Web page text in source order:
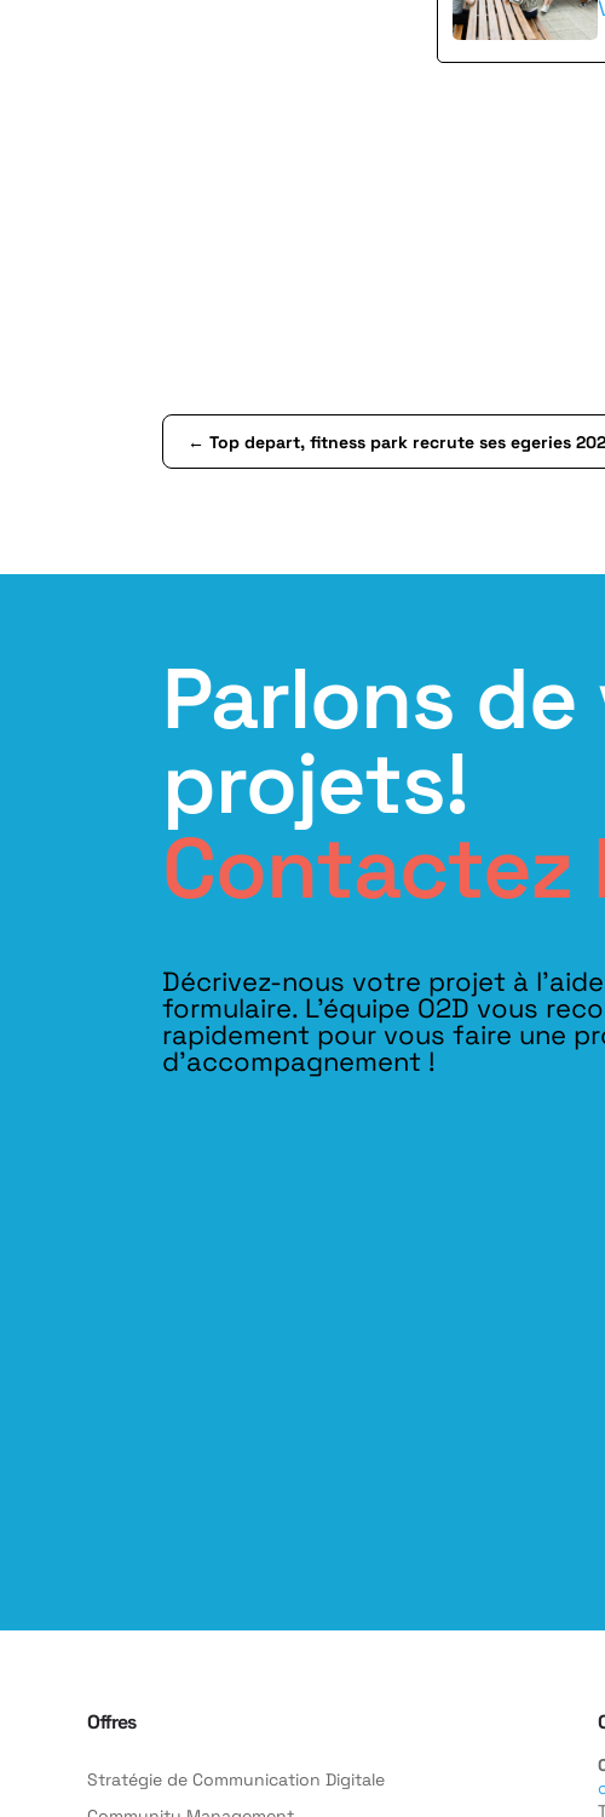
←Top depart, fitness park recrute ses egeries
Parlons de
projets!
Contactez
Décrivez-nous votre projet à
formulaire. L'équipe O2D vous
rapidement pour vous faire une
d’accompagnement !
Offres
Stratégie de Communication Digitale